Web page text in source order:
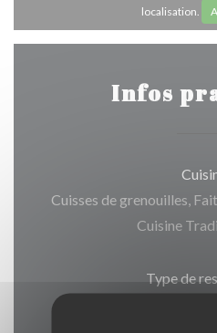
localisation.
Infos
Cuisses de grenouilles,
Cuisine
Type de